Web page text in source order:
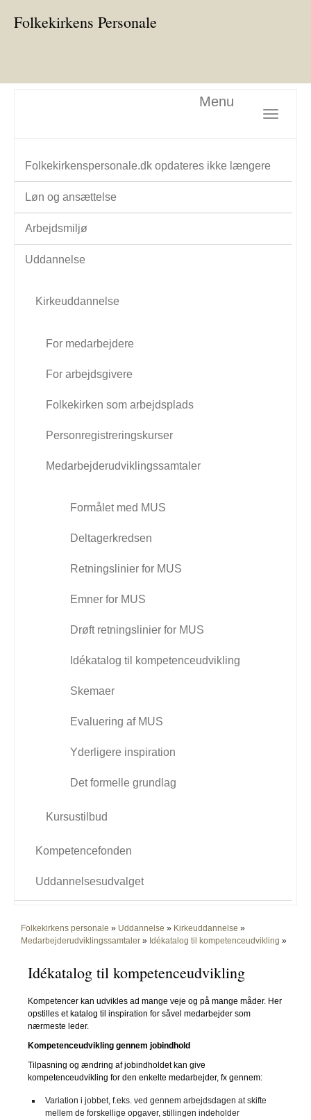
Folkekirkens Personale
Toggle
Menu
Folkekirkenspersonale.dk opdateres ikke længere
Løn og ansættelse
Arbejdsmiljø
Uddannelse
Kirkeuddannelse
For medarbejdere
For arbejdsgivere
Folkekirken som arbejdsplads
Personregistreringskurser
Medarbejderudviklingssamtaler
Formålet med MUS
Deltagerkredsen
Retningslinier for MUS
Emner for MUS
Drøft retningslinier for MUS
Idékatalog til kompetenceudvikling
Skemaer
Evaluering af MUS
Yderligere inspiration
Det formelle grundlag
Kursustilbud
Kompetencefonden
Uddannelsesudvalget
Folkekirkens personale » Uddannelse » Kirkeuddannelse »
Medarbejderudviklingssamtaler » Idékatalog til kompetenceudvikling »
Idékatalog til kompetenceudvikling
Kompetencer kan udvikles ad mange veje og på mange måder. Her
opstilles et katalog til inspiration for såvel medarbejder som
nærmeste leder.
Kompetenceudvikling gennem jobindhold
Tilpasning og ændring af jobindholdet kan give
kompetenceudvikling for den enkelte medarbejder, fx gennem:
Variation i jobbet, f.eks. ved gennem arbejdsdagen at skifte
mellem de forskellige opgaver, stillingen indeholder